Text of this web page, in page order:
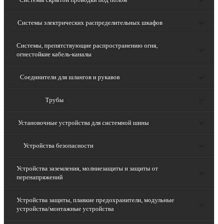
Системы электрических распределительных шкафов
Системы, препятствующие распространению огня,
огнестойкие кабель-каналы
Соединители для шлангов и рукавов
Трубы
Установочные устройства для системной шины
Устройства безопасности
Устройства заземления, молниезащиты и защиты от
перенапряжений
Устройства защиты, плавкие предохранители, модульные
устройства/монтажные устройства